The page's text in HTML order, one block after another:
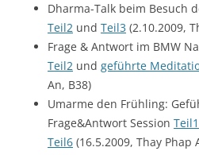
Dharma-Talk beim Besuch
Teil2 und Teil3 (2.10.2009,
Frage & Antwort im BMW
Teil2 und geführte
An, B38)
Umarme den Frühling:
Frage&Antwort Session Teil1
Teil6 (16.5.2009, Thay Phap